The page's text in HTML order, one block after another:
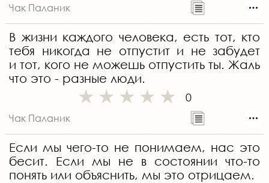
Чак Паланик
В жизни каждого человека, есть тот, кто
тебя никогда не отпустит и не забудет
и тот, кого не можешь отпустить ты. Жаль
что это - разные люди.
0
Чак Паланик
Если мы чего-то не понимаем, нас это
бесит. Если мы не в состоянии что-то
понять или объяснить, мы это отрицаем.